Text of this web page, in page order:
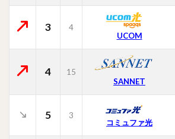
3
4
UCOM
4
15
SANNET
5 3
コミュファ光